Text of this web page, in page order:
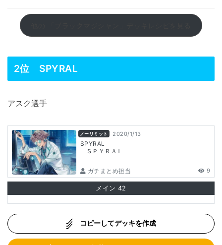
2位 SPYRAL
アスク選手
ノーリミット 2020/1/13
SPYRAL
ＳＰＹＲＡＬ
ガチまとめ担当 9
メイン 42
コピーしてデッキを作成